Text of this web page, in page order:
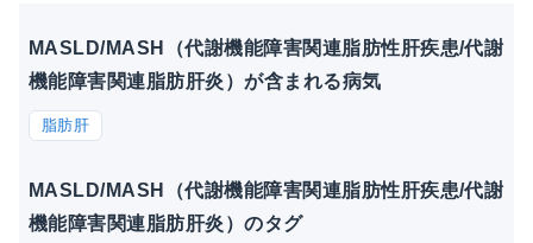
MASLD/MASH（代謝機能障害関連脂肪性肝疾患/代謝
機能障害関連脂肪肝炎）が含まれる病気
脂肪肝
MASLD/MASH（代謝機能障害関連脂肪性肝疾患/代謝
機能障害関連脂肪肝炎）のタグ